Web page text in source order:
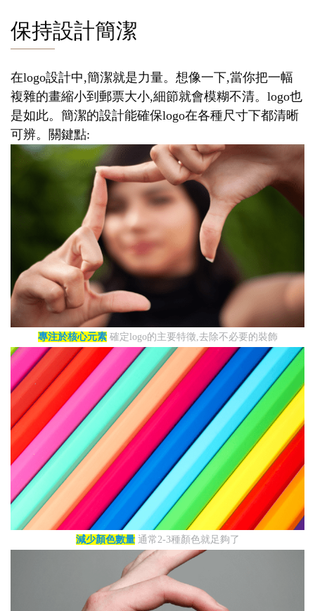
保持設計簡潔
在logo設計中,簡潔就是力量。想像一下,當你把一幅
複雜的畫縮小到郵票大小,細節就會模糊不清。logo也
是如此。簡潔的設計能確保logo在各種尺寸下都清晰
可辨。關鍵點:
專注於核心元素確定logo的主要特徵,去除不必要的裝飾
減少顏色數量通常2-3種顏色就足夠了